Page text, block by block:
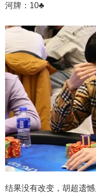
河牌：10♣
结果没有改变，胡超遗